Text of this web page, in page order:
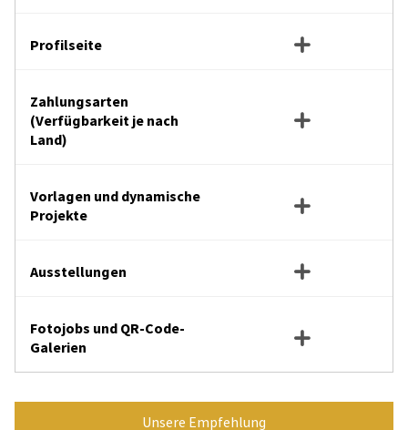
Profilseite
Zahlungsarten
(Verfügbarkeit je nach
Land)
Vorlagen und dynamische
Projekte
Ausstellungen
Fotojobs und QR-Code-
Galerien
Unsere Empfehlung